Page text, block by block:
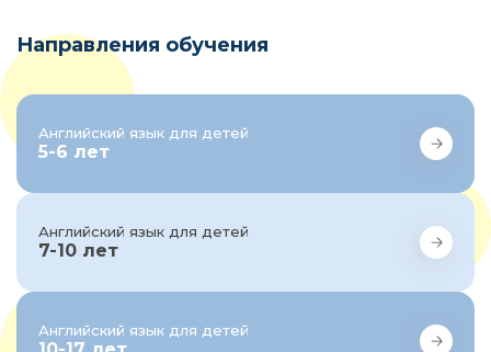
Направления обучения
Английский язык для детей
5-6 лет
Английский язык для детей
7-10 лет
Английский язык для детей